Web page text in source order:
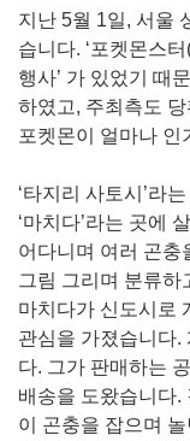
지난 5월 1일, 서울
습니다. ‘포켓몬스
행사’ 가 있었기 때
하였고, 주최측도
포켓몬이 얼마나 인
‘타지리 사토시’라
‘마치다’라는 곳에
어다니며 여러 곤충
그림 그리며 분류하
마치다가 신도시로
관심을 가졌습니다.
다. 그가 판매하는
배송을 도왔습니다.
이 곤충을 잡으며